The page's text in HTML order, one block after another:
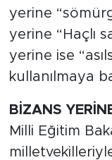
yerine
yerine “Haçlı
yerine ise
kullanılmaya
BİZANS
Milli Eğitim